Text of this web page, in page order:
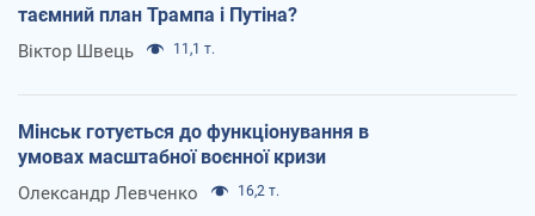
таємний план Трампа і Путіна?
Віктор Швець 11,1 т.
Мінськ готується до функціонування в
умовах масштабної воєнної кризи
Олександр Левченко 16,2 т.